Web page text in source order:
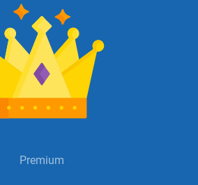
Premium